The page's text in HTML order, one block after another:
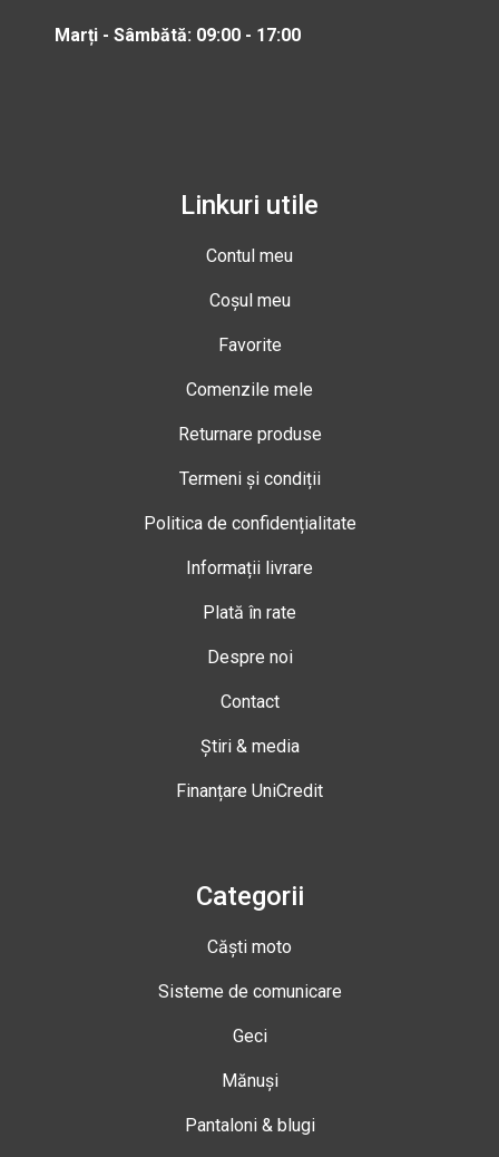
Marți - Sâmbătă: 09:00 - 17:00
Linkuri utile
Contul meu
Coșul meu
Favorite
Comenzile mele
Returnare produse
Termeni și condiții
Politica de confidențialitate
Informații livrare
Plată în rate
Despre noi
Contact
Știri & media
Finanțare UniCredit
Categorii
Căști moto
Sisteme de comunicare
Geci
Mănuși
Pantaloni & blugi